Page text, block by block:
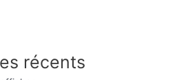
récents